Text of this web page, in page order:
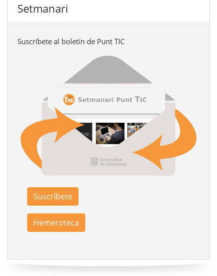
Setmanari
Suscríbete al boletín de Punt TIC
Suscríbete
Hemeroteca